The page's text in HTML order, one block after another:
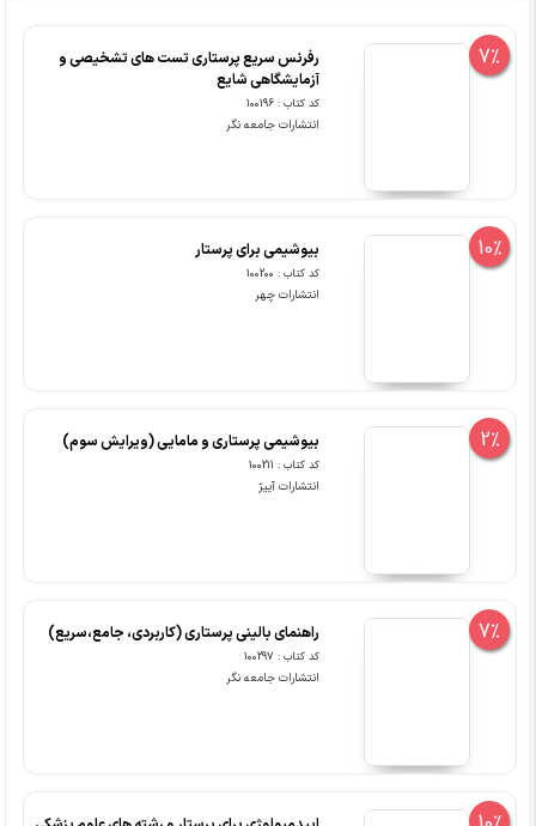
7%
رفرنس سریع پرستاری تست های تشخیصی و
آزمایشگاهی شایع
کد کتاب : 100196
انتشارات جامعه نگر
10% بیوشیمی برای پرستار
کد کتاب : 100200
انتشارات چهر
2% بیوشیمی پرستاری و مامایی (ویرایش سوم)
کد کتاب : 100211
انتشارات آییژ
7% راهنمای بالینی پرستاری (کاربردی، جامع،سریع)
کد کتاب : 100297
انتشارات جامعه نگر